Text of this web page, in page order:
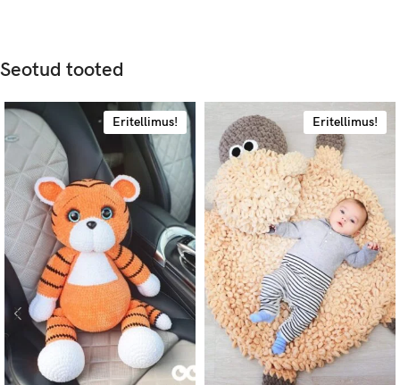
Seotud tooted
Eritellimus! Eritellimus!